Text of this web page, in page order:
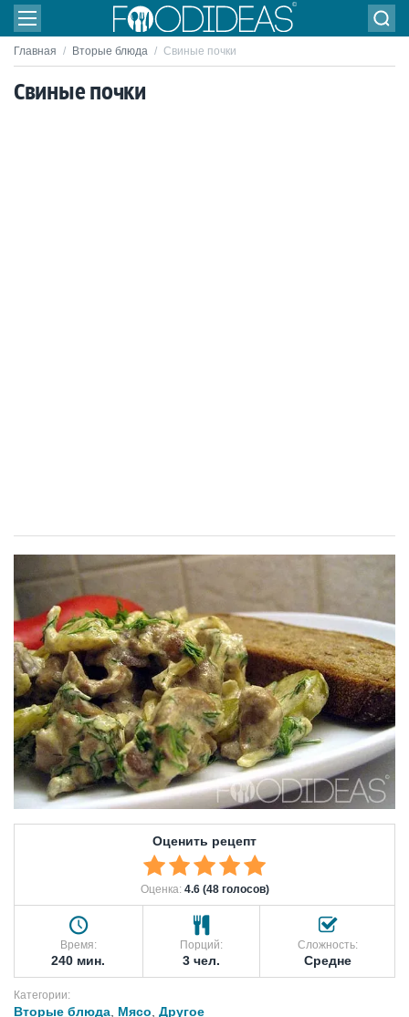
Главная / Вторые блюда / Свиные почки
Свиные почки
Оценить рецепт
Оценка: 4.6 (48 голосов)
Время:
240 мин.
Порций:
3 чел.
Сложность:
Средне
Категории:
Вторые блюда Мясо Другое